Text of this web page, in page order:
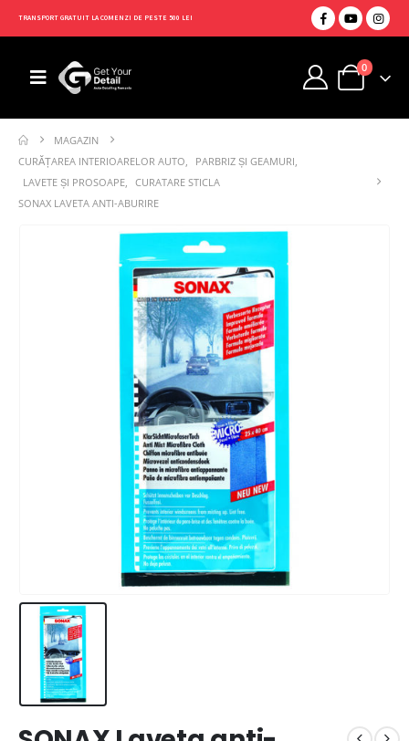
TRANSPORT GRATUIT LA COMENZI DE PESTE 500 LEI
0
MAGAZIN
CURĂȚAREA INTERIOARELOR AUTO, PARBRIZ ȘI GEAMURI,
LAVETE ȘI PROSOAPE, CURATARE STICLA
SONAX LAVETA ANTI-ABURIRE